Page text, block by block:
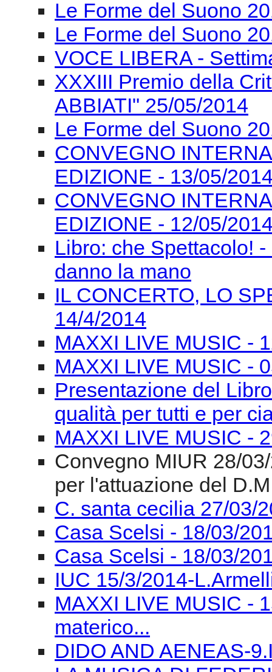
Le Forme del Suono
Le Forme del Suono
VOCE LIBERA -
XXXIII Premio della
ABBIATI" 25/05/2014
Le Forme del Suono
CONVEGNO
EDIZIONE - 13/05/
CONVEGNO
EDIZIONE - 12/05/
Libro: che Spettacolo!
danno la mano
IL CONCERTO, LO
14/4/2014
MAXXI LIVE MUSIC -
MAXXI LIVE MUSIC -
Presentazione del
qualità per tutti e per
MAXXI LIVE MUSIC -
Convegno MIUR 28/
per l'attuazione del
C. santa cecilia 27/03/
Casa Scelsi - 18/03/
Casa Scelsi - 18/03/
IUC 15/3/2014-
MAXXI LIVE MUSIC -
materico...
DIDO AND AENEAS-